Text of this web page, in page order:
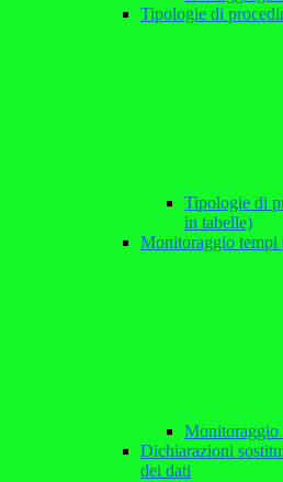
Tipologie di
Tipologie di
in tabelle)
Monitoraggio tempi
Monitoraggio
Dichiarazioni
dei dati